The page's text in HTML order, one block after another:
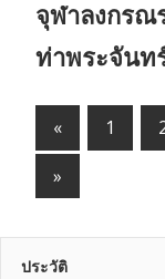
จุฬาลงกรณ
ท่าพระจันท
« Previous
Posts
1
Next
»
ประวัติ